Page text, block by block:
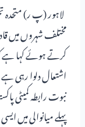
لاہور (پ ر) متحدہ
مختلف شہروں میں
کرتے ہوئے کہا ہے
اشتعال دلوا رہی
نبوت رابطہ کمیٹی
پہلے میانوالی میں